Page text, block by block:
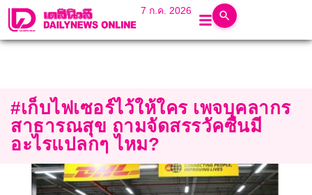
7 ก.ค. 2026
#เก็บไฟเซอร์ไว้ให้ใคร เพจบุคลากร
สาธารณสุข ถามจัดสรรวัคซีนมี
อะไรแปลกๆ ไหม?